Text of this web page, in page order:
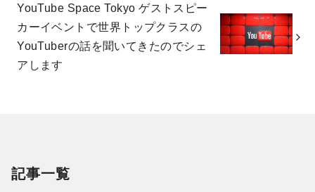
YouTube Space Tokyo ゲストスピー
カーイベントで世界トップクラスの
YouTuberの話を聞いてきたのでシェ
アします
記事一覧